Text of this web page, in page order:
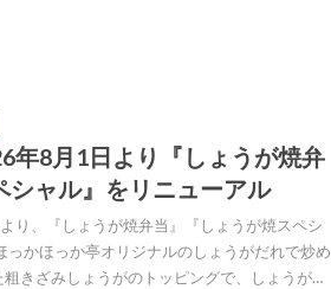
年8月1日より『しょうが焼弁
シャル』をリニューアル
り、『しょうが焼弁当』『しょうが焼スペシ
っかほっか亭オリジナルのしょうがだれで炒め
きざみしょうがのトッピングで、しょうが…